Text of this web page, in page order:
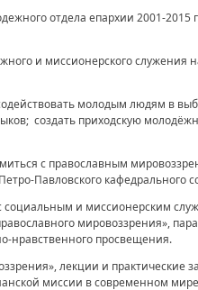
отдела епархии 2001-2015
и миссионерского служения
молодым людям в
создать приходскую
с православным
Павловского кафедрального
социальным и миссионерским
мировоззрения»,
нравственного просвещения.
лекции и практические
миссии в современном